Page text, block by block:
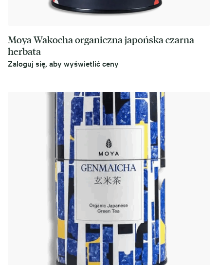
Moya Wakocha organiczna japońska czarna
herbata
Zaloguj się, aby wyświetlić ceny